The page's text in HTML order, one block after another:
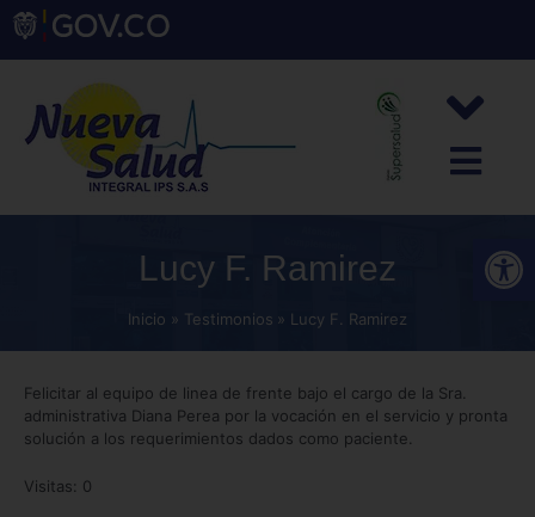
Lucy F. Ramirez
Inicio Testimonios Lucy F. Ramirez
Felicitar al equipo de linea de frente bajo el cargo de la Sra.
administrativa Diana Perea por la vocación en el servicio y pronta
solución a los requerimientos dados como paciente.
Visitas: 0